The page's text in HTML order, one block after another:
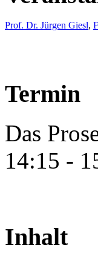
Prof. Dr. Jürgen Giesl,
Termin
Das
14:15 -
Inhalt